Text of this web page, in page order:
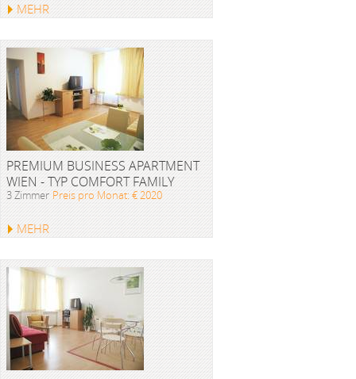
MEHR
PREMIUM BUSINESS APARTMENT
WIEN - TYP COMFORT FAMILY
3 Zimmer Preis pro Monat: € 2020
MEHR